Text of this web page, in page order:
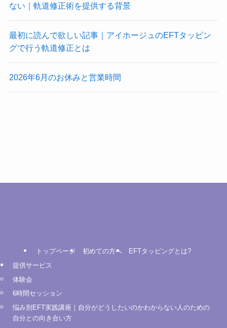
ない｜軌道修正術を提供する背景
最初に読んで欲しい記事｜アイホージュのEFTタッピン
グで行う軌道修正とは
2026年6月のお休みと営業時間
トップページ 初めての方へ
EFTタッピングとは?
提供サービス
体験会
6時間セッション
悩み別EFT実践講座｜自分がどうしたいのかわからない人のための
自分との向き合い方